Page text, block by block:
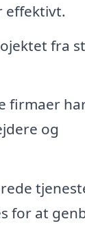
effektivt.
fra
firmaer
og
for at